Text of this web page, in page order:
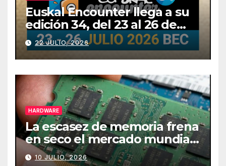
Euskal Encounter llega a su
edición 34, del 23 al 26 de
julio
22 JULIO, 2026
HARDWARE
La escasez de memoria frena
en seco el mercado mundial
de PCs
10 JULIO, 2026